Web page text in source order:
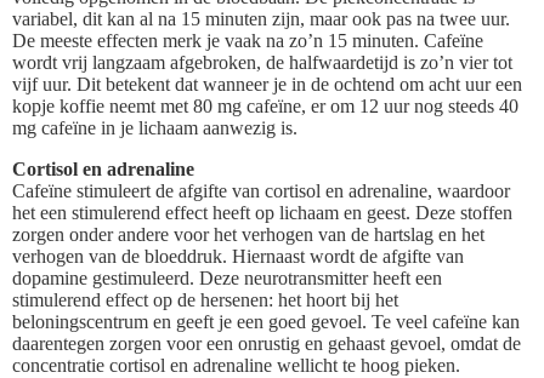
variabel, dit kan al na 15 minuten zijn, maar ook pas na twee uur.
De meeste effecten merk je vaak na zo’n 15 minuten. Cafeïne
wordt vrij langzaam afgebroken, de halfwaardetijd is zo’n vier tot
vijf uur. Dit betekent dat wanneer je in de ochtend om acht uur een
kopje koffie neemt met 80 mg cafeïne, er om 12 uur nog steeds 40
mg cafeïne in je lichaam aanwezig is.
Cortisol en adrenaline
Cafeïne stimuleert de afgifte van cortisol en adrenaline, waardoor
het een stimulerend effect heeft op lichaam en geest. Deze stoffen
zorgen onder andere voor het verhogen van de hartslag en het
verhogen van de bloeddruk. Hiernaast wordt de afgifte van
dopamine gestimuleerd. Deze neurotransmitter heeft een
stimulerend effect op de hersenen: het hoort bij het
beloningscentrum en geeft je een goed gevoel. Te veel cafeïne kan
daarentegen zorgen voor een onrustig en gehaast gevoel, omdat de
concentratie cortisol en adrenaline wellicht te hoog pieken.